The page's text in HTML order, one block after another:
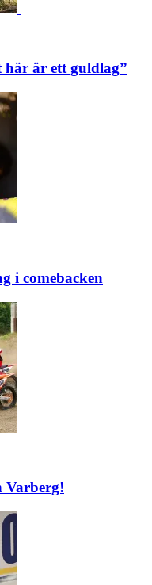
här är ett guldlag”
i comebacken
Varberg!